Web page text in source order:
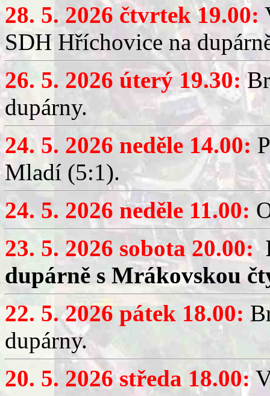
28. 5. 2026 čtvrtek 19.00:
SDH Hříchovice na
26. 5. 2026 úterý 19.30:
dupárny.
24. 5. 2026 neděle 14.00:
Mladí (5:1).
24. 5. 2026 neděle 11.00:
23. 5. 2026 sobota 20.00:
dupárně s Mrákovskou
22. 5. 2026 pátek 18.00:
dupárny.
20. 5. 2026 středa 18.00: